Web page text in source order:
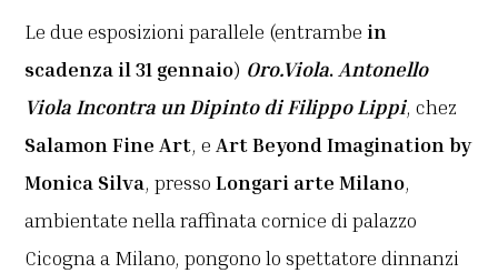
Le due esposizioni parallele (entrambe in
scadenza il 31 gennaio) Oro.Viola. Antonello
Viola Incontra un Dipinto di Filippo Lippi, chez
Salamon Fine Art, e Art Beyond Imagination by
Monica Silva, pressoLongari arte Milano,
ambientate nella raffinata cornice di palazzo
Cicogna a Milano, pongono lo spettatore dinnanzi